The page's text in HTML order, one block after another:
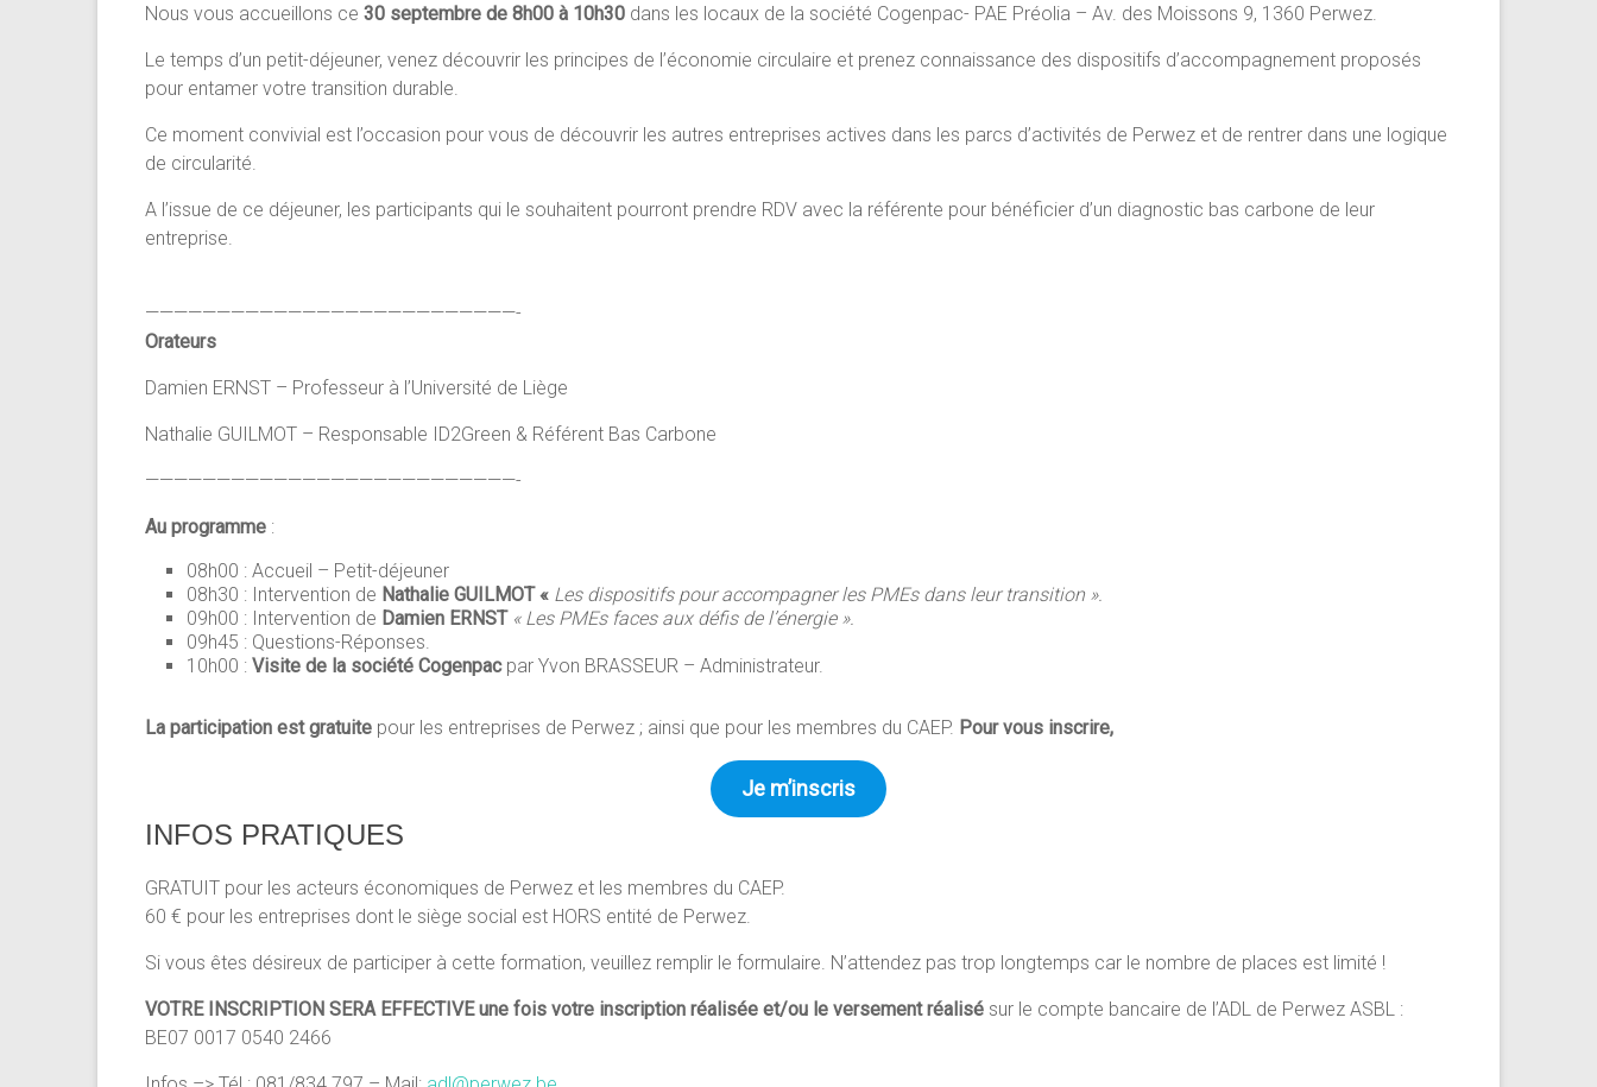
Nous vous accueillons ce 30 septembre de 8h00 à 10h30 dans les locaux de la société Cogenpac- PAE Préolia – Av. des Moissons 9, 1360 Perwez.
Le temps d’un petit-déjeuner, venez découvrir les principes de l’économie circulaire et prenez connaissance des dispositifs d’accompagnement proposés
pour entamer votre transition durable.
Ce moment convivial est l’occasion pour vous de découvrir les autres entreprises actives dans les parcs d’activités de Perwez et de rentrer dans une logique
de circularité.
A l’issue de ce déjeuner, les participants qui le souhaitent pourront prendre RDV avec la référente pour bénéficier d’un diagnostic bas carbone de leur
entreprise.
——————————————————————————-
Orateurs
Damien ERNST – Professeur à l’Université de Liège
Nathalie GUILMOT – Responsable ID2Green & Référent Bas Carbone
——————————————————————————-
Au programme :
08h00 : Accueil – Petit-déjeuner
08h30 : Intervention de Nathalie GUILMOT « Les dispositifs pour accompagner les PMEs dans leur transition ».
09h00 : Intervention de Damien ERNST « Les PMEs faces aux défis de l’énergie ».
09h45 : Questions-Réponses.
10h00 : Visite de la société Cogenpacpar Yvon BRASSEUR – Administrateur.
La participation est gratuite pour les entreprises de Perwez ; ainsi que pour les membres du CAEP. Pour vous inscrire,
Je m’inscris
INFOS PRATIQUES
GRATUIT pour les acteurs économiques de Perwez et les membres du CAEP.
60 € pour les entreprises dont le siège social est HORS entité de Perwez.
Si vous êtes désireux de participer à cette formation, veuillez remplir le formulaire. N’attendez pas trop longtemps car le nombre de places est limité !
VOTRE INSCRIPTION SERA EFFECTIVE une fois votre inscription réalisée et/ou le versement réalisé sur le compte bancaire de l’ADL de Perwez ASBL :
BE07 0017 0540 2466